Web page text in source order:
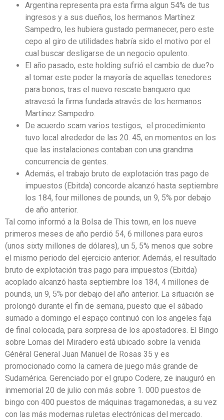
Argentina representa pra esta firma algun 54% de tus
ingresos y a sus dueños, los hermanos Martínez
Sampedro, les hubiera gustado permanecer, pero este
cepo al giro de utilidades habría sido el motivo por el
cual buscar desligarse de un negocio opulento.
El año pasado, este holding sufrió el cambio de due?o
al tomar este poder la mayoría de aquellas tenedores
para bonos, tras el nuevo rescate banquero que
atravesó la firma fundada através de los hermanos
Martínez Sampedro.
De acuerdo scam varios testigos, el procedimiento
tuvo local alrededor de las 20. 45, en momentos en los
que las instalaciones contaban con una grandma
concurrencia de gentes.
Además, el trabajo bruto de explotación tras pago de
impuestos (Ebitda) concorde alcanzó hasta septiembre
los 184, four millones de pounds, un 9, 5% por debajo
de año anterior.
Tal como informó a la Bolsa de This town, en los nueve
primeros meses de año perdió 54, 6 millones para euros
(unos sixty millones de dólares), un 5, 5% menos que sobre
el mismo periodo del ejercicio anterior. Además, el resultado
bruto de explotación tras pago para impuestos (Ebitda)
acoplado alcanzó hasta septiembre los 184, 4 millones de
pounds, un 9, 5% por debajo del año anterior. La situación se
prolongó durante el fin de semana, puesto que el sábado
sumado a domingo el espaço continuó con los angeles faja
de final colocada, para sorpresa de los apostadores. El Bingo
sobre Lomas del Miradero está ubicado sobre la venida
Général General Juan Manuel de Rosas 35 y es
promocionado como la camera de juego más grande de
Sudamérica. Gerenciado por el grupo Codere, ze inauguró en
inmemorial 20 de julio con más sobre 1. 000 puestos de
bingo con 400 puestos de máquinas tragamonedas, a su vez
con las más modernas ruletas electrónicas del mercado.